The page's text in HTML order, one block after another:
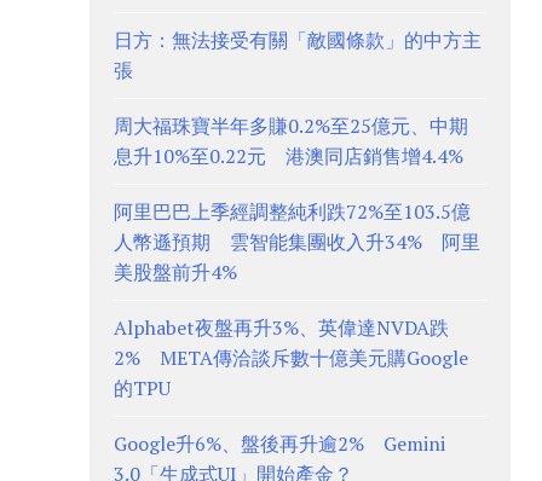
日方：無法接受有關「敵國條款」的中方主
張
周大福珠寶半年多賺0.2%至25億元、中期
息升10%至0.22元 港澳同店銷售增4.4%
阿里巴巴上季經調整純利跌72%至103.5億
人幣遜預期 雲智能集團收入升34% 阿里
美股盤前升4%
Alphabet夜盤再升3%、英偉達NVDA跌
2% META傳洽談斥數十億美元購Google
的TPU
Google升6%、盤後再升逾2% Gemini
3.0「生成式UI」開始產金？